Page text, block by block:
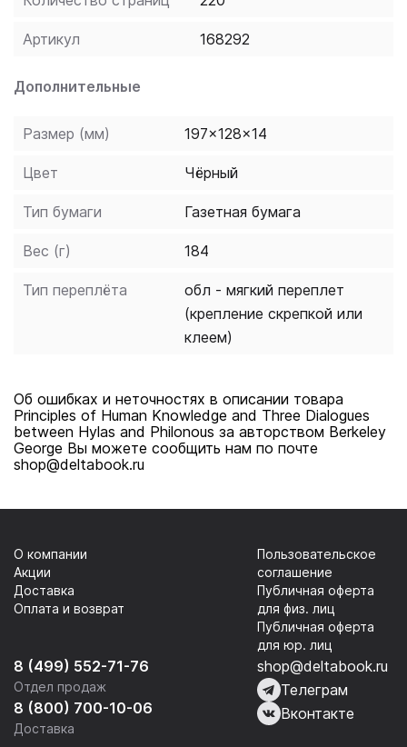
to scepticism and atheism. The Three Dialogues provide
a powerful response to these fears.
Артикул 168292
Дополнительные
Размер (мм) 197x128x14
Цвет Чёрный
Тип бумаги Газетная бумага
Вес (г) 184
Тип переплёта
обл - мягкий переплет
(крепление скрепкой или
клеем)
Об ошибках и неточностях в описании товара
Principles of Human Knowledge and Three Dialogues
between Hylas and Philonous за авторством Berkeley
George Вы можете сообщить нам по почте
shop@deltabook.ru
8 (499) 552-71-76
Отдел продаж
8 (800) 700-10-06
Доставка
О компании
Акции
Доставка
Оплата и возврат
Пользовательское
соглашение
Публичная оферта
для физ. лиц
Публичная оферта
для юр. лиц
shop@deltabook.ru
Телеграм
Вконтакте